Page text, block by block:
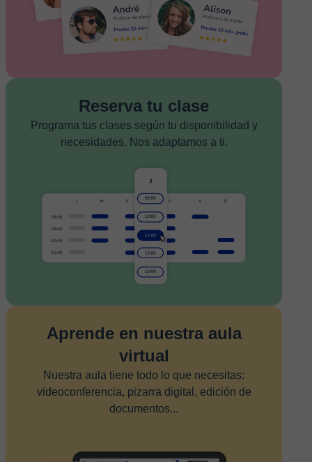
Reserva tu clase
Programa tus clases según tu disponibilidad y
necesidades. Nos adaptamos a ti.
Aprende en nuestra aula
virtual
Nuestra aula tiene todo lo que necesitas:
videoconferencia, pizarra digital, edición de
documentos...